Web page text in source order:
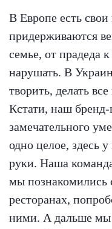
В Европе есть
придерживаются
семье, от прадеда
нарушать. В
творить, делать
Кстати, наш
замечательного
одно целое, здесь
руки. Наша
мы познакомились
ресторанах,
ними. А дальше мы